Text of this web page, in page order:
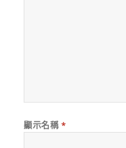
顯示名稱 *